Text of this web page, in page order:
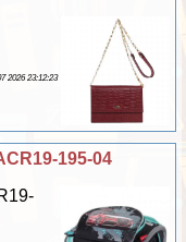
2026 23:12:23
195-04